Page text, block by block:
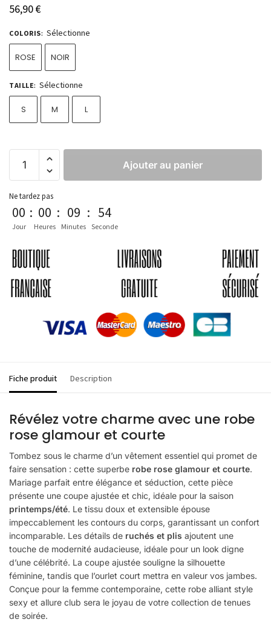
56,90€
COLORIS: Sélectionne
ROSE NOIR
TAILLE: Sélectionne
S M L
Ajouter au panier
Ne tardez pas
00
Jour
: 00
Heures
: 09
Minutes
: 54
Seconde
Fiche produit Description
Révélez votre charme avec une robe
rose glamour et courte
Tombez sous le charme d’un vêtement essentiel qui promet de
faire sensation : cette superbe robe rose glamour et courte.
Mariage parfait entre élégance et séduction, cette pièce
présente une coupe ajustée et chic, idéale pour la saison
printemps/été. Le tissu doux et extensible épouse
impeccablement les contours du corps, garantissant un confort
incomparable. Les détails de ruchés et plis ajoutent une
touche de modernité audacieuse, idéale pour un look digne
d’une célébrité. La coupe ajustée souligne la silhouette
féminine, tandis que l’ourlet court mettra en valeur vos jambes.
Conçue pour la femme contemporaine, cette robe alliant style
sexy et allure club sera le joyau de votre collection de tenues
de soirée.